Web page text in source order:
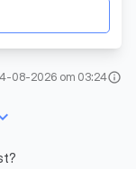
08-2026 om 03:24info